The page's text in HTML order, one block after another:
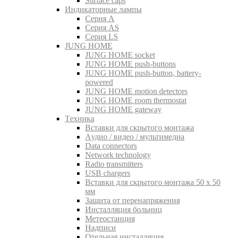
Индикаторные лампы
Серия A
Серия AS
Серия LS
JUNG HOME
JUNG HOME socket
JUNG HOME push-buttons
JUNG HOME push-button, battery-
powered
JUNG HOME motion detectors
JUNG HOME room thermostat
JUNG HOME gateway
Tехника
Вставки для скрытого монтажа
Aудио / видео / мультимедиа
Data connectors
Network technology
Radio transmitters
USB chargers
Вставки для скрытого монтажа 50 x 50
мм
Защита от перенапряжения
Инсталляция больниц
Метеостанция
Надписи